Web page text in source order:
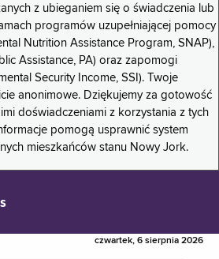
z ubieganiem się o świadczenia lub
programów uzupełniającej pomocy
Nutrition Assistance Program, SNAP),
Assistance, PA) oraz zapomogi
Security Income, SSI). Twoje
anonimowe. Dziękujemy za gotowość
doświadczeniami z korzystania z tych
pomogą usprawnić system
mieszkańców stanu Nowy Jork.
czwartek, 6 sierpnia 2026